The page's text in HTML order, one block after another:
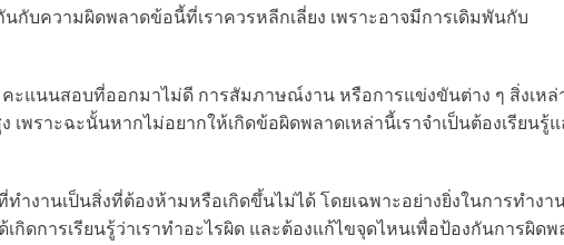
กับความผิดพลาดข้อนี้ที่เราควรหลีกเลี่ยง เพราะอาจมีการเดิมพันกับ
คะแนนสอบที่ออกมาไม่ดี การสัมภาษณ์งาน หรือการแข่งขันต่าง ๆ สิ่งเหล่
พราะฉะนั้นหากไม่อยากให้เกิดข้อผิดพลาดเหล่านี้เราจำเป็นต้องเรียนรู้แ
งานเป็นสิ่งที่ต้องห้ามหรือเกิดขึ้นไม่ได้ โดยเฉพาะอย่างยิ่งในการทำงา
เกิดการเรียนรู้ว่าเราทำอะไรผิด และต้องแก้ไขจุดไหนเพื่อป้องกันการผิดพ